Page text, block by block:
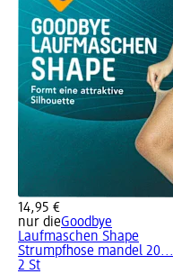
14,95 €
nur dieGoodbye
Laufmaschen Shape
Strumpfhose mandel
2 St